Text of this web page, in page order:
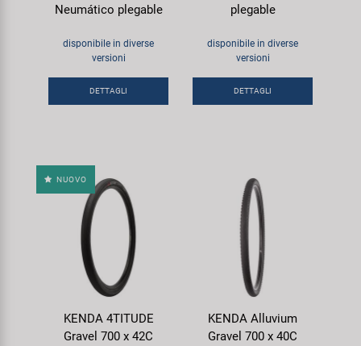
Neumático plegable
disponibile in diverse
versioni
DETTAGLI
plegable
disponibile in diverse
versioni
DETTAGLI
NUOVO
KENDA 4TITUDE
Gravel 700 x 42C
KENDA Alluvium
Gravel 700 x 40C